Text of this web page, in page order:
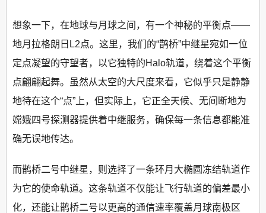
想象一下，在地球与月球之间，有一个神秘的平衡点——
地月拉格朗日L2点。这里，我们的“鹊桥”中继星宛如一位
定点凝望的守望者，以它独特的Halo轨道，绕着这个平衡
点翩翩起舞。虽然从太空的大尺度来看，它似乎只是静静
地待在这个“点”上，但实际上，它正全天候、无间断地为
嫦娥四号探测器提供着中继服务，确保每一条信息都能准
确无误地传达。
而鹊桥二号中继星，则选择了一条环月大椭圆冻结轨道作
为它的使命轨道。这条轨道不仅能让飞行轨道的偏差最小
化，还能让鹊桥二号以更高的通信速率覆盖月球南极区